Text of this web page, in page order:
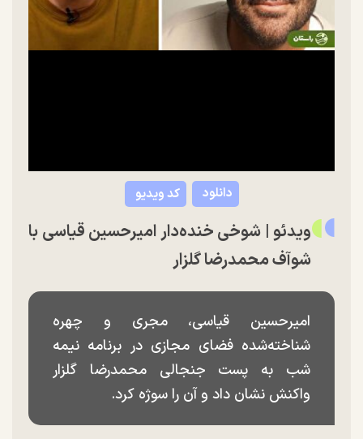
کد ویدیو دانلود
ویدئو | شوخی خنده‌دار امیرحسین قیاسی با
شوآف محمدرضا گلزار
امیرحسین قیاسی، مجری و چهره
شناخته‌شده فضای مجازی در برنامه نیمه
شب به پست جنجالی محمدرضا گلزار
واکنش نشان داد و آن را سوژه کرد.